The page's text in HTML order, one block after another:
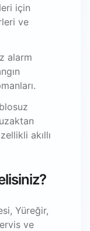
için
ve
alarm
akıllı
Yüreğir,
ve